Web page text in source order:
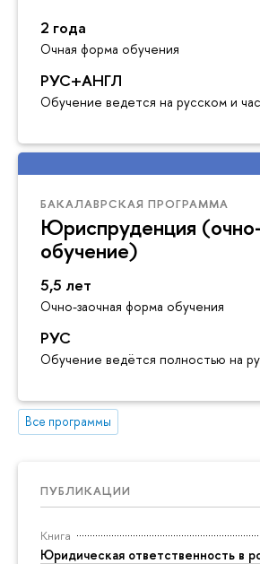
2 года
Очная форма обучения
РУС+АНГЛ
Обучение ведется на русском и
БАКАЛАВРСКАЯ ПРОГРАММА
Юриспруденция
обучение)
5,5 лет
Очно-заочная форма обучения
РУС
Обучение ведётся полностью на
Все программы
ПУБЛИКАЦИИ
Книга
Юридическая ответственность в